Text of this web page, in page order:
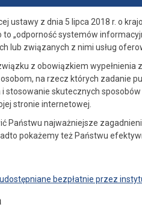
ustawy z dnia 5 lipca 2018 r. o
„odporność systemów
lub związanych z nimi usług
z obowiązkiem
osobom, na rzecz których zadanie
stosowanie skutecznych
stronie internetowej.
Państwu najważniejsze
pokażemy też Państwu
bezpłatnie przez